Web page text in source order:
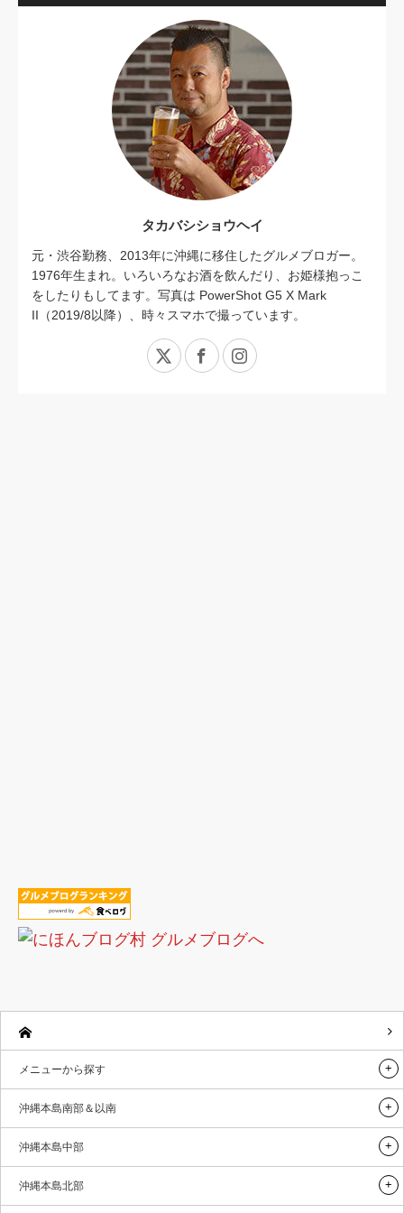
タカバシショウヘイ
元・渋谷勤務、2013年に沖縄に移住したグルメブロガー。
1976年生まれ。いろいろなお酒を飲んだり、お姫様抱っこ
をしたりもしてます。写真は PowerShot G5 X Mark
II（2019/8以降）、時々スマホで撮っています。
X FacebookInstagram
メニューから探す
沖縄本島南部＆以南
沖縄本島中部
沖縄本島北部